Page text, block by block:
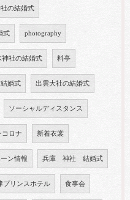
社の結婚式
式 photography
神社の結婚式 料亭
婚式 出雲大社の結婚式
ソーシャルディスタンス
コロナ 新着衣裳
ン情報 兵庫 神社 結婚式
プリンスホテル 食事会